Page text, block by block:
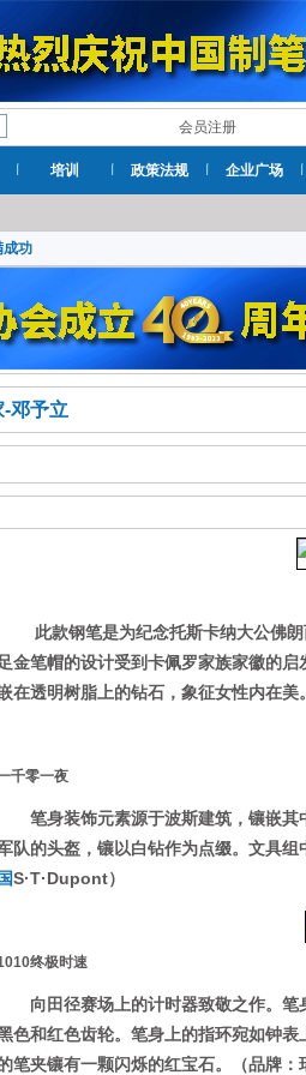
会员注册
培训 政策法规 企业广场
成功
邓予立
此款钢笔是为纪念托斯卡纳大公佛
足金笔帽的设计受到卡佩罗家族家徽的
在透明树脂上的钻石，象征女性内在美
千零一夜
笔身装饰元素源于波斯建筑，镶嵌其
队的头盔，镶以白钻作为点缀。文具组
国S·T·Dupont）
终极时速
向田径赛场上的计时器致敬之作。笔
色和红色齿轮。笔身上的指环宛如钟表
笔夹镶有一颗闪烁的红宝石。（品牌：